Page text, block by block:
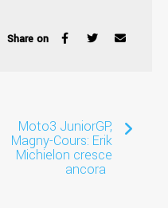
Share on
Moto3 JuniorGP,
Magny-Cours: Erik
Michielon cresce
ancora